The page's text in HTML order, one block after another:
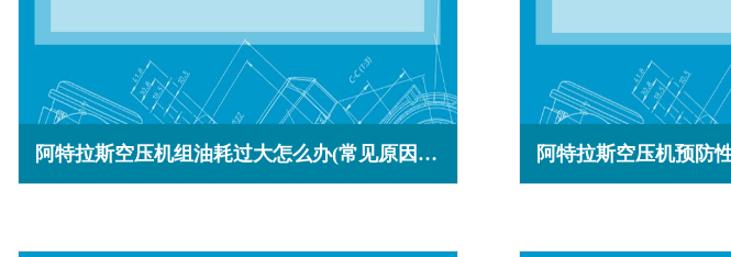
阿特拉斯空压机组油耗过大怎么办(常见原因与解决方法)